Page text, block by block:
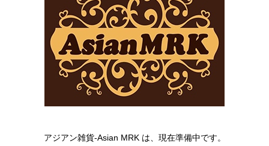
アジアン雑貨-Asian MRK は、現在準備中です。